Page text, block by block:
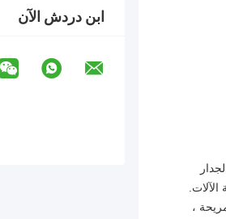
ابن دردش الآن
،